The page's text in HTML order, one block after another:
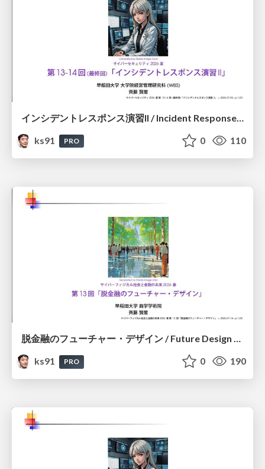
インシデントレスポンス演習II / Incident Response Exercise II
ks91
PRO 0 110
脱金融のフューチャー・デザイン / Future Design Beyond Finance
ks91
PRO 0 190